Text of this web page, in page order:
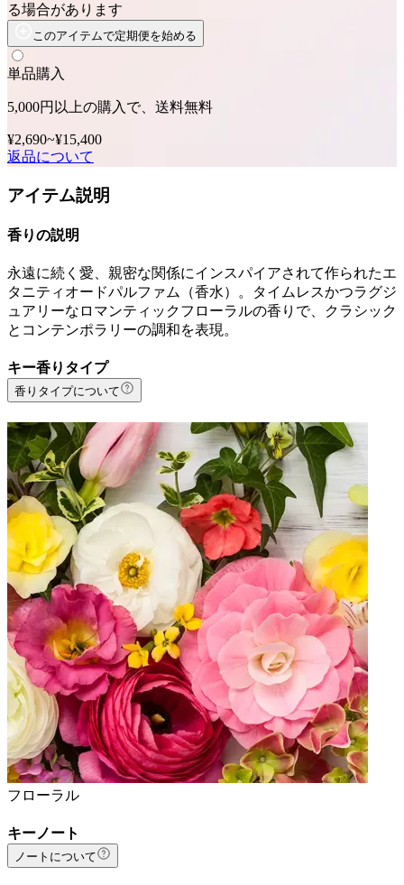
る場合があります
このアイテムで定期便を始める
単品購入
5,000円以上の購入で、送料無料
¥2,690~¥15,400
返品について
アイテム説明
香りの説明
永遠に続く愛、親密な関係にインスパイアされて作られたエ
タニティオードパルファム（香水）。タイムレスかつラグジ
ュアリーなロマンティックフローラルの香りで、クラシック
とコンテンポラリーの調和を表現。
キー香りタイプ
香りタイプについて
フローラル
キーノート
ノートについて